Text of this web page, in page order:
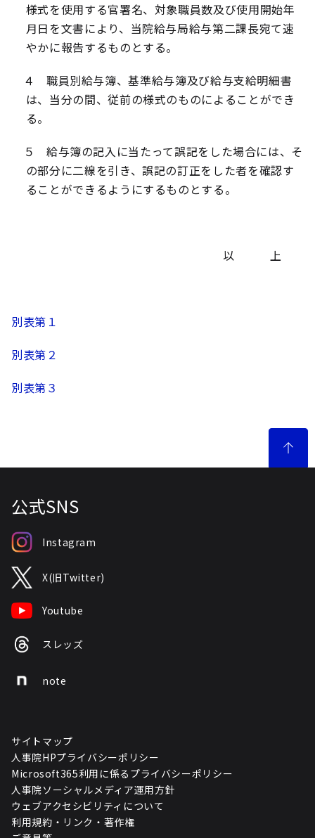
様式を使用する官署名、対象職員数及び使用開始年
月日を文書により、当院給与局給与第二課長宛て速
やかに報告するものとする。
４ 職員別給与簿、基準給与簿及び給与支給明細書
は、当分の間、従前の様式のものによることができ
る。
５ 給与簿の記入に当たって誤記をした場合には、そ
の部分に二線を引き、誤記の訂正をした者を確認す
ることができるようにするものとする。
以 上
別表第１
別表第２
別表第３
公式SNS
Instagram
X(旧Twitter)
Youtube
スレッズ
note
サイトマップ
人事院HPプライバシーポリシー
Microsoft365利用に係るプライバシーポリシー
人事院ソーシャルメディア運用方針
ウェブアクセシビリティについて
利用規約・リンク・著作権